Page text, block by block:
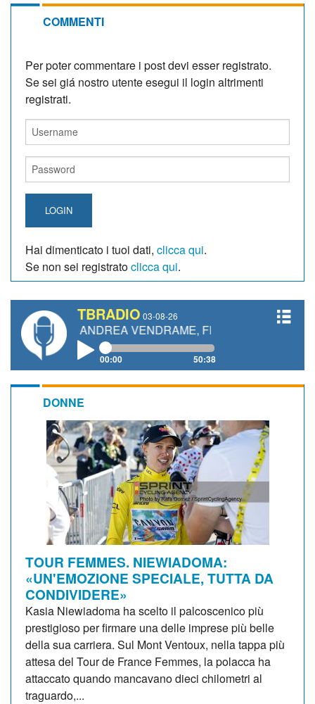
COMMENTI
Per poter commentare i post devi esser registrato.
Se sei giá nostro utente esegui il login altrimenti
registrati.
LOGIN
Hai dimenticato i tuoi dati, clicca qui.
Se non sei registratoclicca qui.
TBRADIO 03-08-26
ANDREA VENDRAME, FILIPPO FIORELLI
00:00 50:38
DONNE
TOUR FEMMES. NIEWIADOMA:
«UN'EMOZIONE SPECIALE, TUTTA DA
CONDIVIDERE»
Kasia Niewiadoma ha scelto il palcoscenico più
prestigioso per firmare una delle imprese più belle
della sua carriera. Sul Mont Ventoux, nella tappa più
attesa del Tour de France Femmes, la polacca ha
attaccato quando mancavano dieci chilometri al
traguardo,...